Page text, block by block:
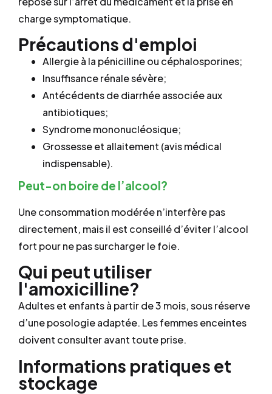
charge symptomatique.
Précautions d'emploi
Allergie à la pénicilline ou céphalosporines;
Insuffisance rénale sévère;
Antécédents de diarrhée associée aux
antibiotiques;
Syndrome mononucléosique;
Grossesse et allaitement (avis médical
indispensable).
Peut-on boire de l’alcool?
Une consommation modérée n’interfère pas
directement, mais il est conseillé d’éviter l’alcool
fort pour ne pas surcharger le foie.
Qui peut utiliser
l'amoxicilline?
Adultes et enfants à partir de 3 mois, sous réserve
d’une posologie adaptée. Les femmes enceintes
doivent consulter avant toute prise.
Informations pratiques et
stockage